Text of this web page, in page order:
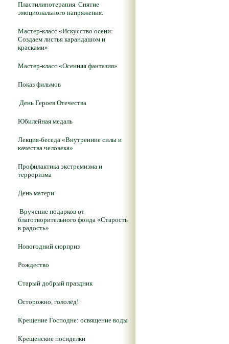
Пластилинотерапия. Снятие
эмоционального напряжения.
Мастер-класс «Искусство осени:
Создаем листья карандашом и
красками»
Мастер-класс «Осенняя фантазия»
Показ фильмов
День Героев Отечества
Юбилейная медаль
Лекция-беседа «Внутренние силы и
качества человека»
Профилактика экстремизма и
терроризма
День матери
Вручение подарков от
благотворительного фонда «Старость
в радость»
Новогодний сюрприз
Рождество
Старый добрый праздник
Осторожно, гололёд!
Крещение Господне: освящение воды
Крещенские посиделки